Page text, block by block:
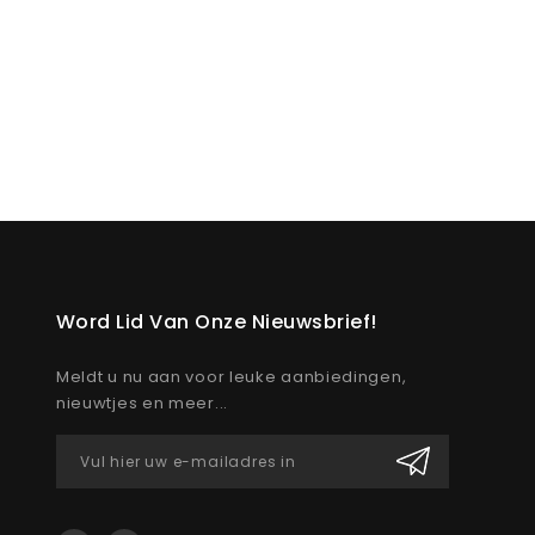
Word Lid Van Onze Nieuwsbrief!
Meldt u nu aan voor leuke aanbiedingen,
nieuwtjes en meer...